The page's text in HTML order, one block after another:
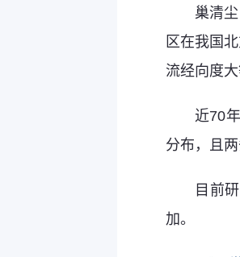
巢清
区在我国
流经向度
近70
分布，且
目前
加。